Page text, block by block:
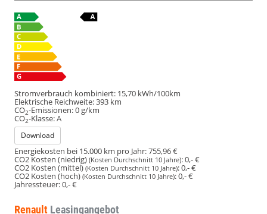
Stromverbrauch kombiniert: 15,70 kWh/100km
Elektrische Reichweite:393 km
CO2-Emissionen:0 g/km
CO2-Klasse:A
Download
Energiekosten bei 15.000 km pro Jahr:755,96 €
CO2 Kosten (niedrig) (Kosten Durchschnitt 10 Jahre):0,- €
CO2 Kosten (mittel)(Kosten Durchschnitt 10 Jahre):0,- €
CO2 Kosten (hoch) (Kosten Durchschnitt 10 Jahre):0,- €
Jahressteuer:0,- €
Renault Leasingangebot